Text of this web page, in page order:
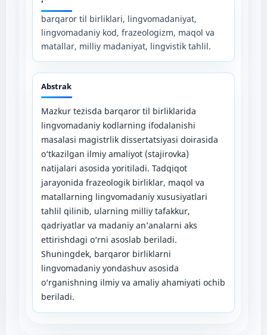
barqaror til birliklari, lingvomadaniyat,
lingvomadaniy kod, frazeologizm, maqol va
matallar, milliy madaniyat, lingvistik tahlil.
Abstrak
Mazkur tezisda barqaror til birliklarida
lingvomadaniy kodlarning ifodalanishi
masalasi magistrlik dissertatsiyasi doirasida
o‘tkazilgan ilmiy amaliyot (stajirovka)
natijalari asosida yoritiladi. Tadqiqot
jarayonida frazeologik birliklar, maqol va
matallarning lingvomadaniy xususiyatlari
tahlil qilinib, ularning milliy tafakkur,
qadriyatlar va madaniy an’analarni aks
ettirishdagi o‘rni asoslab beriladi.
Shuningdek, barqaror birliklarni
lingvomadaniy yondashuv asosida
o‘rganishning ilmiy va amaliy ahamiyati ochib
beriladi.